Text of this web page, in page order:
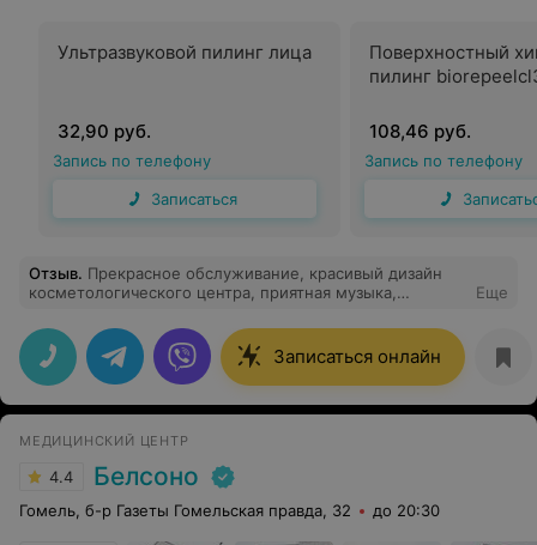
Ультразвуковой пилинг лица
32,90 руб.
Запись по телефону
Записаться
Поверхностный
пилинг
108,46 руб.
Запись по телефону
Отзыв. Прекрасное обслуживание, красивый дизайн
косметологического центра, приятная музыка,
Отдельное спасибо мед. сестре Татьяне, которая
делает мне криомассаж лица! :)
Еще
Записаться онлайн
МЕДИЦИНСКИЙ ЦЕНТР
4.4 Белсоно
Гомель, б-р Газеты Гомельская правда, 32 до 20:30